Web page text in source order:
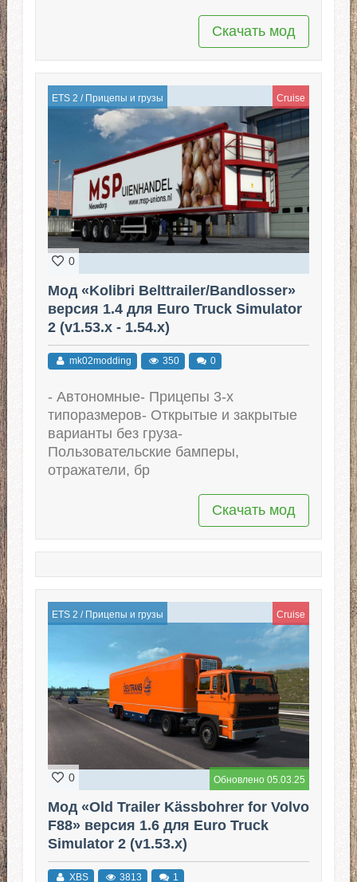
Скачать мод
ETS 2 / Прицепы и грузы Cruise
0
Мод «Kolibri Belttrailer/Bandlosser»
версия 1.4 для Euro Truck Simulator
2 (v1.53.x - 1.54.x)
mk02modding 350 0
- Автономные- Прицепы 3-х
типоразмеров- Открытые и закрытые
варианты без груза-
Пользовательские бамперы,
отражатели, бр
Скачать мод
ETS 2 / Прицепы и грузы Cruise
Обновлено 05.03.25
0
Мод «Old Trailer Kässbohrer for Volvo
F88» версия 1.6 для Euro Truck
Simulator 2 (v1.53.x)
XBS 3813 1